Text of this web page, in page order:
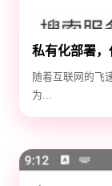
私有化部署
随着互联网的飞
为...